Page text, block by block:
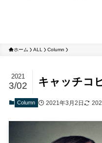
ホーム ALL Column
キャッチコ
2021
3/02
Column 2021年3月2日